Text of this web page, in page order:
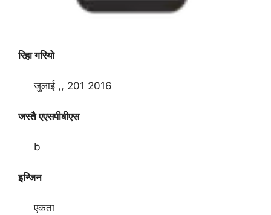
रिहा गरियो
जुलाई ,, 201 2016
जस्तै एएसपीबीएस
b
इन्जिन
एकता